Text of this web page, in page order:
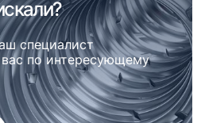
специалист
вас по интересующему